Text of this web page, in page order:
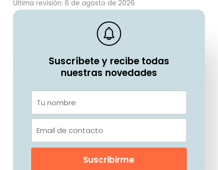
Última revisión: 6 de agosto de 2026
Suscríbete y recibe todas
nuestras novedades